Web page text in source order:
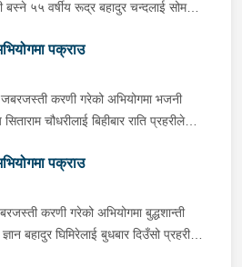
बस्ने ५५ वर्षीय रूद्र बहादुर चन्दलाई सोमबार
प्रहरी कार्यालय दार्माबाट खटिएको
हो । यस सम्बन्धमा प्रहरीले आवश्यक
पक्राउ
जबरजस्ती करणी गरेको अभियोगमा भजनी
चौधरीलाई बिहीबार राति प्रहरीले
कार्यालय भजनीबाट खटिएको प्रहरीले
सम्बन्धमा प्रहरीले आवश्‍यक अनुसन्धान
पक्राउ
करणी गरेको अभियोगमा बुद्धशान्ती
बहादुर घिमिरेलाई बुधबार दिउँसो प्रहरीले